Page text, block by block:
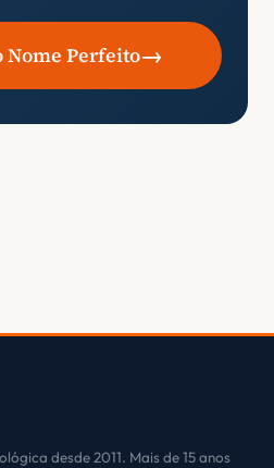
Nome Perfeito→
desde 2011. Mais de 15 anos